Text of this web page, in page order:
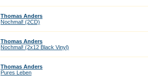
Thomas Anders
Nochmal! (2CD)
Thomas Anders
Nochmal! (2x12 Black Vinyl)
Thomas Anders
Pures Leben